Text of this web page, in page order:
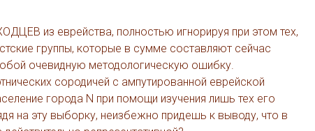
из еврейства, полностью игнорируя при этом тех,
группы, которые в сумме составляют сейчас
очевидную методологическую ошибку.
сородичей с ампутированной еврейской
города N при помощи изучения лишь тех его
на эту выборку, неизбежно придешь к выводу, что в